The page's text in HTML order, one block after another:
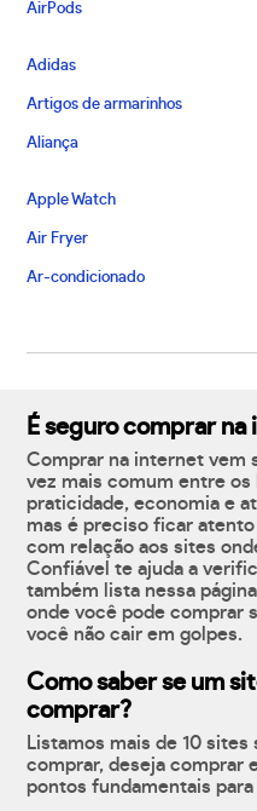
AirPods
Adidas
Artigos de armarinhos
Aliança
Apple Watch
Air Fryer
Ar-condicionado
É seguro comprar
Comprar na internet vem
vez mais comum entre os
praticidade, economia e
mas é preciso ficar
com relação aos sites
Confiável te ajuda a
também lista nessa
onde você pode comprar
você não cair em golpes.
Como saber se um
comprar?
Listamos mais de 10
comprar, deseja comprar
pontos fundamentais